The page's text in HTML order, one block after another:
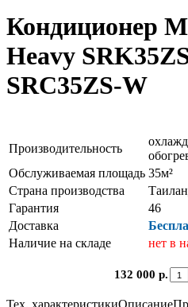
Кондиционер
Heavy
SRC35ZS-W
Производительность
Обслуживаемая площадь 35м²
Страна производства
Гарантия
46
Доставка
Наличие на складе
нет в
132 000 р.
Тех. характеристикиОписание